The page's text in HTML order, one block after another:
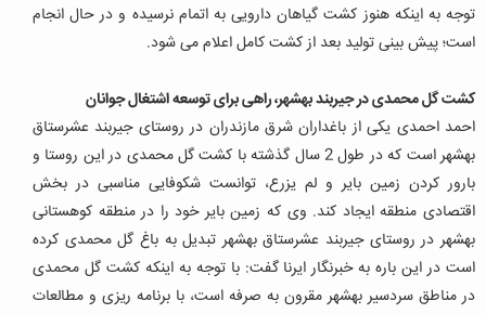
توجه به اینکه هنوز کشت گیاهان دارویی به اتمام نرسیده و در حال انجام
است؛ پیش بینی تولید بعد از کشت کامل اعلام می شود.
کشت گل محمدی در جیربند بهشهر، راهی برای توسعه اشتغال جوانان
احمد احمدی یکی از باغداران شرق مازندران در روستای جیربند عشرستاق
بهشهر است که در طول 2 سال گذشته با کشت گل محمدی در این روستا و
بارور کردن زمین بایر و لم یزرع، توانست شکوفایی مناسبی در بخش
اقتصادی منطقه ایجاد کند. وی که زمین بایر خود را در منطقه کوهستانی
بهشهر در روستای جیربند عشرستاق بهشهر تبدیل به باغ گل محمدی کرده
است در این باره به خبرنگار ایرنا گفت: با توجه به اینکه کشت گل محمدی
در مناطق سردسیر بهشهر مقرون به صرفه است، با برنامه ریزی و مطالعات